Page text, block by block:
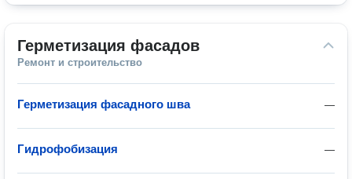
Герметизация фасадов
Ремонт и строительство
—
Герметизация фасадного шва
—
Гидрофобизация